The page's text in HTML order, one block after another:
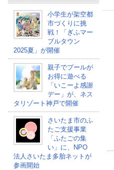
小学生が架空都
市づくりに挑
戦！「ぎふマー
ブルタウン
2025夏」が開催
親子でプールが
お得に遊べる
「いこーよ感謝
デー」が、ネス
タリゾート神戸で開催
さいたま市のふ
たご支援事業
「ふたごの集
い」に、NPO
法人さいたま多胎ネットが
参画開始